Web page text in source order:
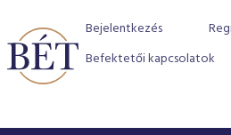
Bejelentkezés
Befektetői kapcsolatok